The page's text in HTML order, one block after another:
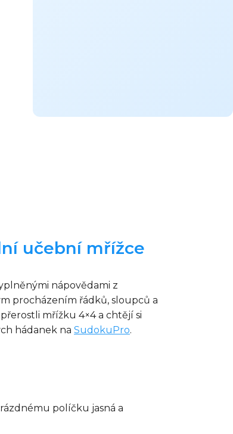
učební mřížce
nápovědami z
procházením řádků, sloupců a
mřížku 4×4 a chtějí si
hádanek na SudokuPro.
políčku jasná a